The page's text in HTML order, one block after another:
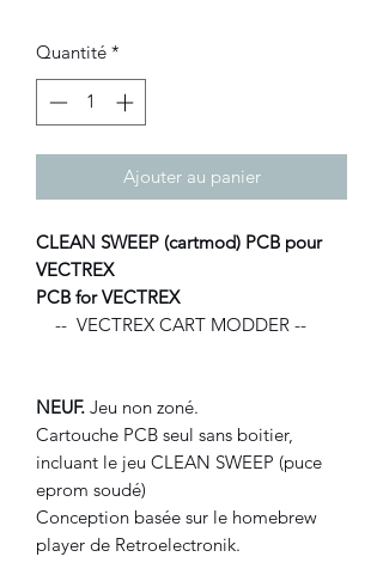
Quantité *
Ajouter au panier
CLEAN SWEEP (cartmod) PCB pour
VECTREX
PCB for VECTREX
-- VECTREX CART MODDER --
NEUF. Jeu non zoné.
Cartouche PCB seul sans boitier,
incluant le jeu CLEAN SWEEP (puce
eprom soudé)
Conception basée sur le homebrew
player de Retroelectronik.